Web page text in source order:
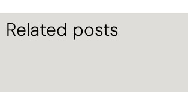
Related posts